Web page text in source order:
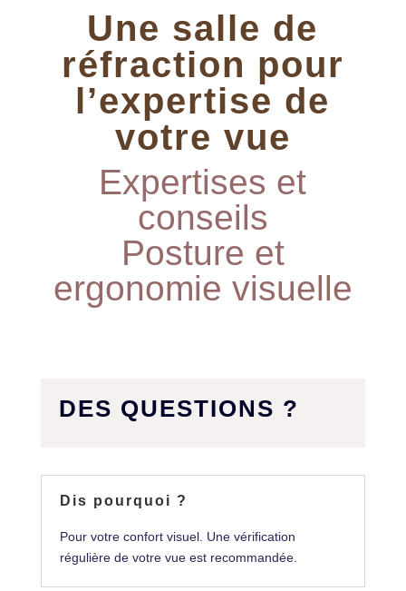
Une salle de
réfraction pour
l’expertise de
votre vue
Expertises et
conseils
Posture et
ergonomie visuelle
DES QUESTIONS ?
Dis pourquoi ?
Pour votre confort visuel. Une vérification
régulière de votre vue est recommandée.